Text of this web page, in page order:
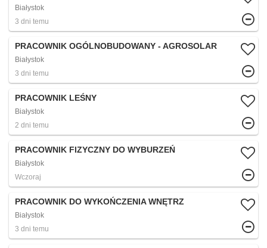
Białystok
3 dni temu
PRACOWNIK OGÓLNOBUDOWANY - AGROSOLAR
Białystok
3 dni temu
PRACOWNIK LEŚNY
Białystok
2 dni temu
PRACOWNIK FIZYCZNY DO WYBURZEŃ
Białystok
Wczoraj
PRACOWNIK DO WYKOŃCZENIA WNĘTRZ
Białystok
3 dni temu